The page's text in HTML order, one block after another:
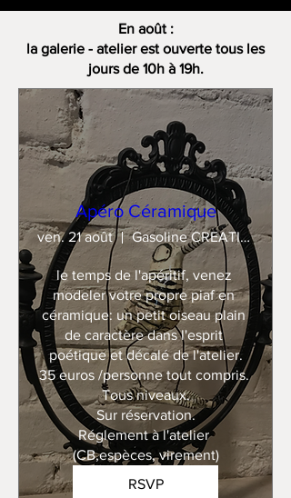
En août :
la galerie - atelier est ouverte tous les
jours de 10h à 19h.
Apéro Céramique
ven. 21 août Gasoline CREATION
le temps de l'apéritif, venez
modeler votre propre piaf en
céramique: un petit oiseau plain
de caractère dans l'esprit
poétique et décalé de l'atelier.
35 euros /personne tout compris.
Tous niveaux.
Sur réservation.
Réglement à l'atelier
(CB,espèces, virement)
RSVP